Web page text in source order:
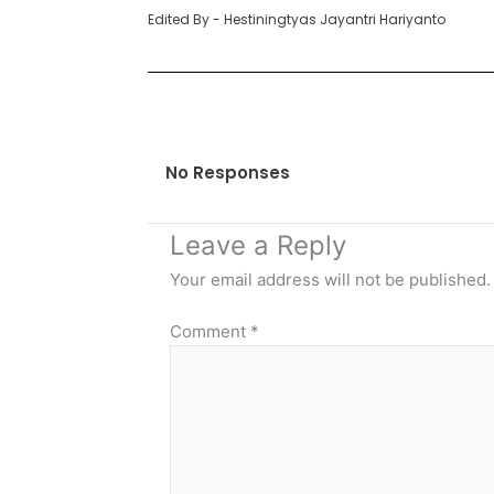
Edited By - Hestiningtyas Jayantri Hariyanto
No Responses
Leave a Reply
Your email address will not be published.
Comment *